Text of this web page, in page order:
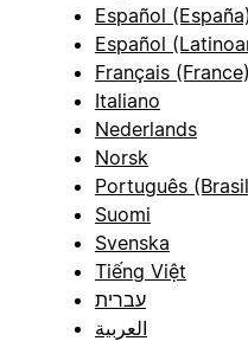
Español (España)
Español
Français (France)
Italiano
Nederlands
Norsk
Português
Suomi
Svenska
Tiếng Việt
עברית
العربية